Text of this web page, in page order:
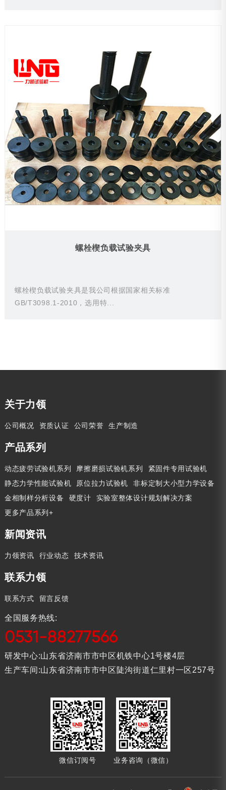
螺栓楔负载试验夹具
螺栓楔负载试验夹具是我公司根据国家相关标准
GB/T3098.1-2010，选用特...
关于力领
公司概况 资质认证 公司荣誉 生产制造
产品系列
动态疲劳试验机系列 摩擦磨损试验机系列
紧固件专用试验机
静态力学性能试验机
原位拉力试验机
非标定制大小型力学设备
金相制样分析设备
硬度计
实验室整体设计规划解决方案
更多产品系列+
新闻资讯
力领资讯 行业动态 技术资讯
联系力领
联系方式 留言反馈
全国服务热线:
0531-88277566
研发中心:山东省济南市市中区机铁中心1号楼4层
生产车间:山东省济南市市中区陡沟街道仁里村一区257号
微信订阅号 业务咨询（微信）